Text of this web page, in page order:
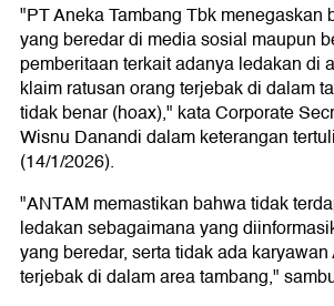
"PT Aneka Tambang Tbk menegaskan
yang beredar di media sosial maupun
pemberitaan terkait adanya ledakan di
klaim ratusan orang terjebak di dalam
tidak benar (hoax)," kata Corporate
Wisnu Danandi dalam keterangan
(14/1/2026).
"ANTAM memastikan bahwa tidak
ledakan sebagaimana yang
yang beredar, serta tidak ada
terjebak di dalam area tambang,"